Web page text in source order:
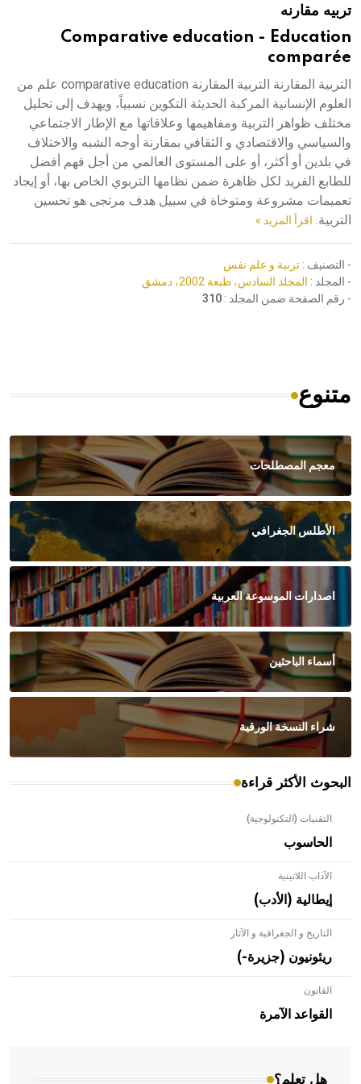
هيئة الموسوعة العربية تطلق موسوعات جديدة في عام 2026تربيه مقارنه
Comparative education - Education
comparée
التربية المقارنة التربية المقارنة comparative education علم من
العلوم الإنسانية المركبة الحديثة التكوين نسبياً، ويهدف إلى تحليل
مختلف ظواهر التربية ومفاهيمها وعلاقاتها مع الإطار الاجتماعي
والسياسي والاقتصادي و الثقافي بمقارنة أوجه الشبه والاختلاف
في بلدين أو أكثر، أو على المستوى العالمي من أجل فهم أفضل
للطابع الفريد لكل ظاهرة ضمن نظامها التربوي الخاص بها، أو إيجاد
تعميمات مشروعة ومتوخاة في سبيل هدف مرتجى هو تحسين
التربية. اقرأ المزيد »
- التصنيف : تربية و علم نفس
- المجلد : المجلد السادس، طبعة 2002، دمشق
- رقم الصفحة ضمن المجلد : 310
متنوع
معجم المصطلحات
الأطلس الجغرافي
اصدارات الموسوعة العربية
أسماء الباحثين
شراء النسخة الورقية
البحوث الأكثر قراءة
التقنيات (التكنولوجية)
الحاسوب
الآداب اللاتينية
إيطالية (الأدب)
التاريخ و الجغرافية و الآثار
ريئونيون (جزيرة-)
القانون
القواعد الآمرة
هل تعلم؟
- هل تعلم أن الأبلق نوع من الفنون الهندسية التي ارتبطت
بالعمارة الإسلامية في بلاد الشام ومصر خاصة، حيث يحرص
المعمار على بناء مداميكه وخاصة في الواجهات